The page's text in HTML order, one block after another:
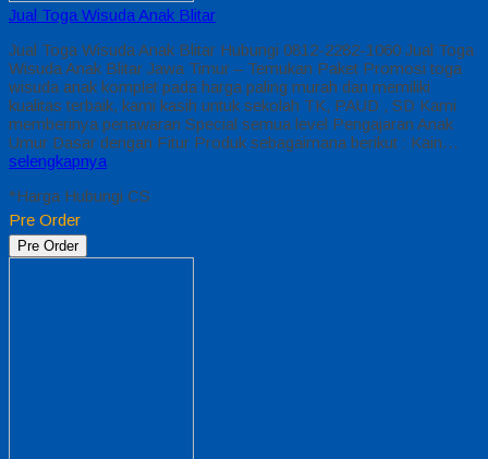
Jual Toga Wisuda Anak Blitar
Jual Toga Wisuda Anak Blitar Hubungi 0812-2282-1060 Jual Toga
Wisuda Anak Blitar Jawa Timur – Temukan Paket Promosi toga
wisuda anak komplet pada harga paling murah dan memiliki
kualitas terbaik, kami kasih untuk sekolah TK, PAUD , SD Kami
memberinya penawaran Special semua level Pengajaran Anak
Umur Dasar dengan Fitur Produk sebagaimana berikut : Kain…
selengkapnya
*Harga Hubungi CS
Pre Order
Pre Order